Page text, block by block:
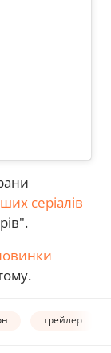
серіалів
трейлер